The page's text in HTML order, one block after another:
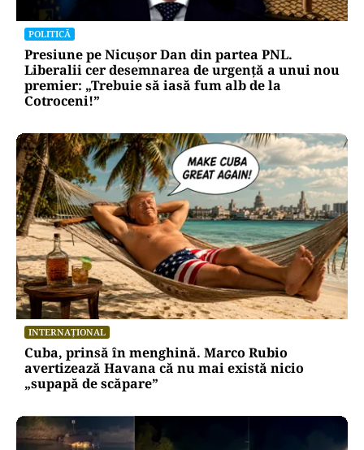
POLITICĂ
Presiune pe Nicușor Dan din partea PNL.
Liberalii cer desemnarea de urgență a unui nou
premier: „Trebuie să iasă fum alb de la
Cotroceni!”
INTERNAȚIONAL
Cuba, prinsă în menghină. Marco Rubio
avertizează Havana că nu mai există nicio
„supapă de scăpare”